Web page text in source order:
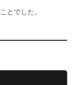
とでした。